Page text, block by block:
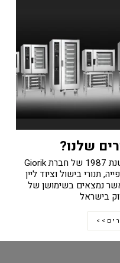
שלנו?
אנחנו נציגים בלעדיים בישראל משנת 1987 של חברת Giorik
תנורי בישול וציוד ליין
נמצאים בשימושן של
בישראל